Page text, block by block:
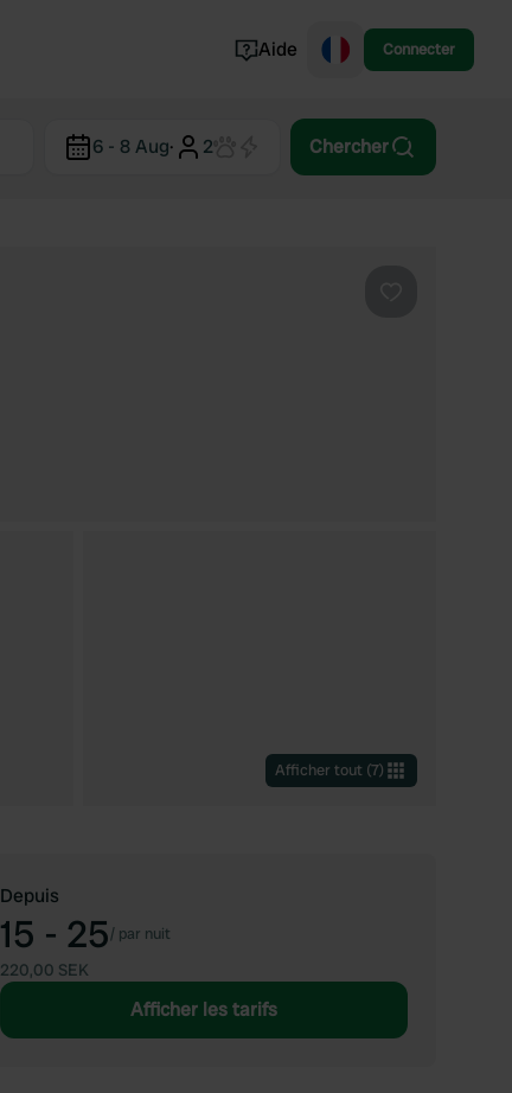
Aide Connecter
6 - 8 Aug· 2 Chercher
Afficher tout (7)
Depuis
15 - 25/ par nuit
220,00 SEK
Afficher les tarifs